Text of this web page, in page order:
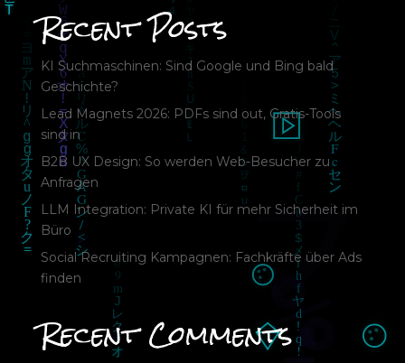
Recent Posts
KI Suchmaschinen: Sind Google und Bing bald
Geschichte?
Lead Magnets 2026: PDFs sind out, Gratis-Tools
sind in
B2B UX Design: So werden Web-Besucher zu
Anfragen
LLM Integration: Private KI für mehr Sicherheit im
Büro
Social Recruiting Kampagnen: Fachkräfte über Ads
finden
Recent Comments